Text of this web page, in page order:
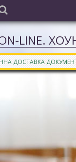
LINE.
ДОСТАВКА